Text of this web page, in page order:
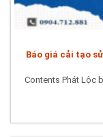
Báo giá cải tạo
Contents Phát Lộc